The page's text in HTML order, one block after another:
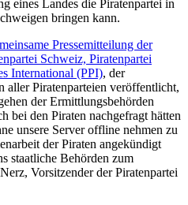
eines Landes die Piratenpartei in
bringen kann.
Pressemitteilung der
Schweiz, Piratenpartei
International (PPI), der
aller Piratenparteien veröffentlicht,
der Ermittlungsbehörden
bei den Piraten nachgefragt hätten
unsere Server offline nehmen zu
der Piraten angekündigt
staatliche Behörden zum
Vorsitzender der Piratenpartei